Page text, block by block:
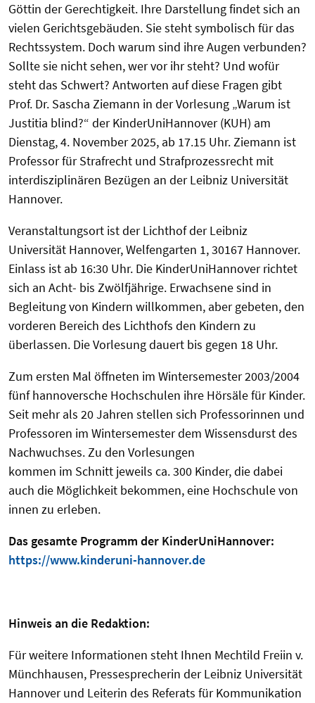
Göttin der Gerechtigkeit. Ihre Darstellung findet sich an
vielen Gerichtsgebäuden. Sie steht symbolisch für das
Rechtssystem. Doch warum sind ihre Augen verbunden?
Sollte sie nicht sehen, wer vor ihr steht? Und wofür
steht das Schwert? Antworten auf diese Fragen gibt
Prof. Dr. Sascha Ziemann in der Vorlesung „Warum ist
Justitia blind?“ der KinderUniHannover (KUH) am
Dienstag, 4. November 2025, ab 17.15 Uhr. Ziemann ist
Professor für Strafrecht und Strafprozessrecht mit
interdisziplinären Bezügen an der Leibniz Universität
Hannover.
Veranstaltungsort ist der Lichthof der Leibniz
Universität Hannover, Welfengarten 1, 30167 Hannover.
Einlass ist ab 16:30 Uhr. Die KinderUniHannover richtet
sich an Acht- bis Zwölfjährige. Erwachsene sind in
Begleitung von Kindern willkommen, aber gebeten, den
vorderen Bereich des Lichthofs den Kindern zu
überlassen. Die Vorlesung dauert bis gegen 18 Uhr.
Zum ersten Mal öffneten im Wintersemester 2003/2004
fünf hannoversche Hochschulen ihre Hörsäle für Kinder.
Seit mehr als 20 Jahren stellen sich Professorinnen und
Professoren im Wintersemester dem Wissensdurst des
Nachwuchses. Zu den Vorlesungen
kommen im Schnitt jeweils ca. 300 Kinder, die dabei
auch die Möglichkeit bekommen, eine Hochschule von
innen zu erleben.
Das gesamte Programm der KinderUniHannover:
https://www.kinderuni-hannover.de
Hinweis an die Redaktion:
Für weitere Informationen steht Ihnen Mechtild Freiin v.
Münchhausen, Pressesprecherin der Leibniz Universität
Hannover und Leiterin des Referats für Kommunikation